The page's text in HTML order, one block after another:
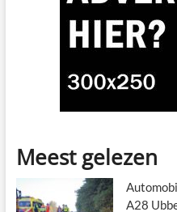
Meest gelezen
A28